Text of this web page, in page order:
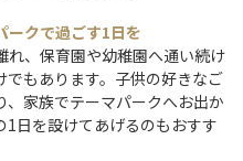
ークで過ごす1日を
れ、保育園や幼稚園へ通い続け
でもあります。子供の好きなご
家族でテーマパークへお出か
1日を設けてあげるのもおすす